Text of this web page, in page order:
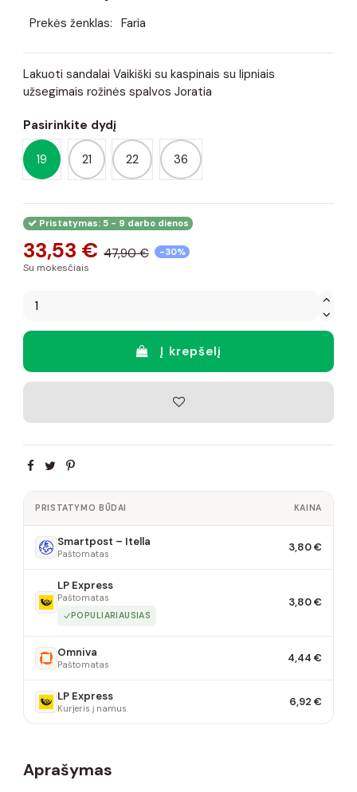
Prekės ženklas: Faria
Lakuoti sandalai Vaikiški su kaspinais su lipniais
užsegimais rožinės spalvos Joratia
Pasirinkite dydį
19 21 22 36
Pristatymas: 5 - 9 darbo dienos
33,53 € 47,90 € -30%
Su mokesčiais
Į krepšelį
PRISTATYMO BŪDAI KAINA
Smartpost – Itella
Paštomatas 3,80 €
LP Express
Paštomatas
POPULIARIAUSIAS
3,80 €
Omniva
Paštomatas 4,44 €
LP Express
Kurjeris į namus 6,92 €
Aprašymas